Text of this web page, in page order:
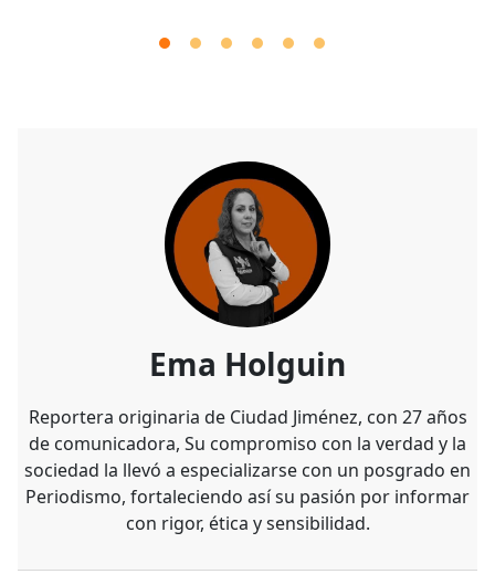
Ema Holguin
Reportera originaria de Ciudad Jiménez, con 27 años
de comunicadora, Su compromiso con la verdad y la
sociedad la llevó a especializarse con un posgrado en
Periodismo, fortaleciendo así su pasión por informar
con rigor, ética y sensibilidad.